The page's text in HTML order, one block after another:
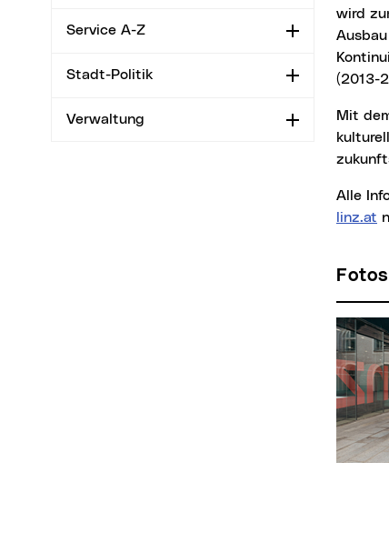
Service A-Z Aufklappen
Stadt-Politik Aufklappen
Verwaltung Aufklappen
wird
(2013-
Mit dem KEP3 verfügt Linz über eine tragfähige Strategie, um künstlerisches und
Alle
linz.at
Fotos